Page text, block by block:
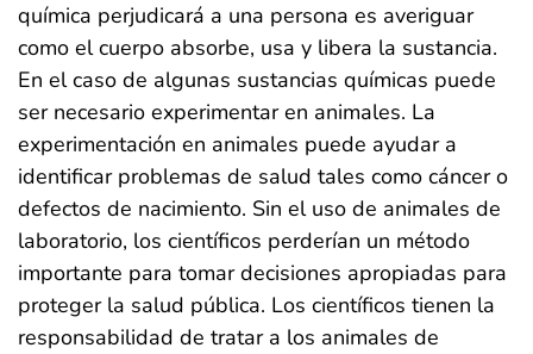
química perjudicará a una persona es averiguar
como el cuerpo absorbe, usa y libera la sustancia.
En el caso de algunas sustancias químicas puede
ser necesario experimentar en animales. La
experimentación en animales puede ayudar a
identificar problemas de salud tales como cáncer o
defectos de nacimiento. Sin el uso de animales de
laboratorio, los científicos perderían un método
importante para tomar decisiones apropiadas para
proteger la salud pública. Los científicos tienen la
responsabilidad de tratar a los animales de